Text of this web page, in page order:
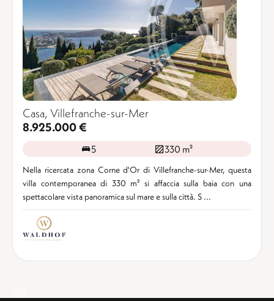
Casa, Villefranche-sur-Mer
8.925.000 €
5 330 m²
Nella ricercata zona Corne d'Or di Villefranche-sur-Mer, questa
villa contemporanea di 330 m² si affaccia sulla baia con una
spettacolare vista panoramica sul mare e sulla città. S ...